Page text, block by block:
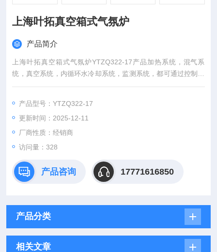
上海叶拓真空箱式气氛炉
产品简介
上海叶拓真空箱式气氛炉YTZQ322-17产品加热系统，混气系
统，真空系统，内循环水冷却系统，监测系统，都可通过控制按
钮操作。 本机功能全面。 满足客户绝大部分要求。 专业的真空
度控制,自整定功能,30段可编程控制,可设置30段升降温程序,实
现了功率无损耗。可选配485转换接口，实现与计算机相互连
接。
产品型号：YTZQ322-17
更新时间：2025-12-11
厂商性质：经销商
访问量：328
产品咨询 17771616850
产品分类
相关文章